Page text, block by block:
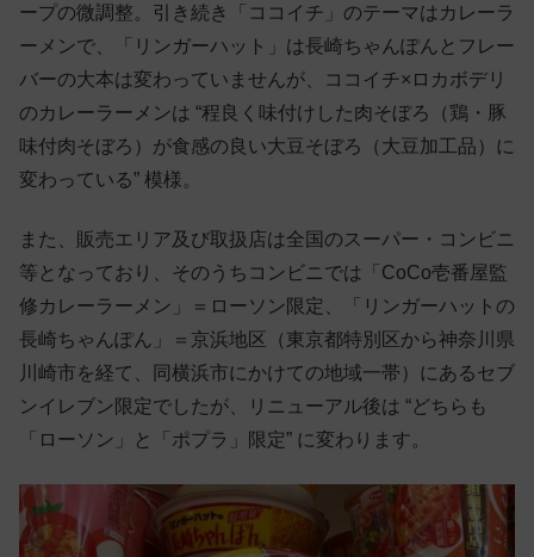
ープの微調整。引き続き「ココイチ」のテーマはカレーラ
ーメンで、「リンガーハット」は長崎ちゃんぽんとフレー
バーの大本は変わっていませんが、ココイチ×ロカボデリ
のカレーラーメンは “程良く味付けした肉そぼろ（鶏・豚
味付肉そぼろ）が食感の良い大豆そぼろ（大豆加工品）に
変わっている” 模様。
また、販売エリア及び取扱店は全国のスーパー・コンビニ
等となっており、そのうちコンビニでは「CoCo壱番屋監
修カレーラーメン」＝ローソン限定、「リンガーハットの
長崎ちゃんぽん」＝京浜地区（東京都特別区から神奈川県
川崎市を経て、同横浜市にかけての地域一帯）にあるセブ
ンイレブン限定でしたが、リニューアル後は “どちらも
「ローソン」と「ポプラ」限定” に変わります。